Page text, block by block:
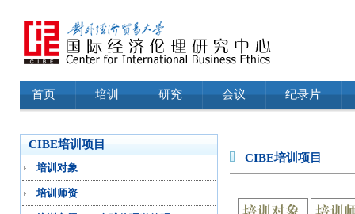
首页 培训 研究 会议 纪录片
CIBE培训项目
培训对象
培训师资
CIBE培训项目